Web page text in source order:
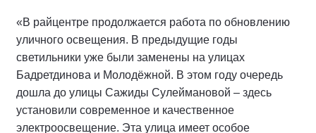
«В райцентре продолжается работа по обновлению
уличного освещения. В предыдущие годы
светильники уже были заменены на улицах
Бадретдинова и Молодёжной. В этом году очередь
дошла до улицы Сажиды Сулеймановой – здесь
установили современное и качественное
электроосвещение. Эта улица имеет особое